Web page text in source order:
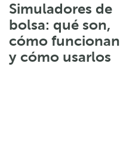
Simuladores de
bolsa: qué son,
cómo funcionan
y cómo usarlos